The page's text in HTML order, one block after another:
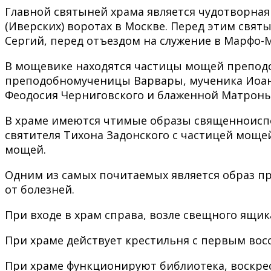
Главной святыней храма является
(Иверских) воротах в Москве. Перед этим
Сергий, перед отъездом на служение в
В мощевике находятся частицы мощей
преподобномученицы Варвары, мученика
Феодосия Черниговского и блаженной
В храме имеются чтимые образы
святителя Тихона Задонского с частицей
мощей.
Одним из самых почитаемых является образ
от болезней.
При входе в храм справа, возле свещного
При храме действует крестильня с первым
При храме функционируют библиотека,